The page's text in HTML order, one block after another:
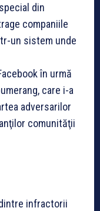
din
companiile
un sistem unde
în urmă
care i-a
adversarilor
comunităţii
infractorii